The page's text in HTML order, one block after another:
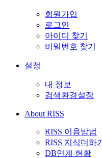
회원가입
로그인
아이디 찾기
비밀번호 찾기
설정
내 정보
검색환경설정
About RISS
RISS 이용방법
RISS 지식더하기
DB연계 현황